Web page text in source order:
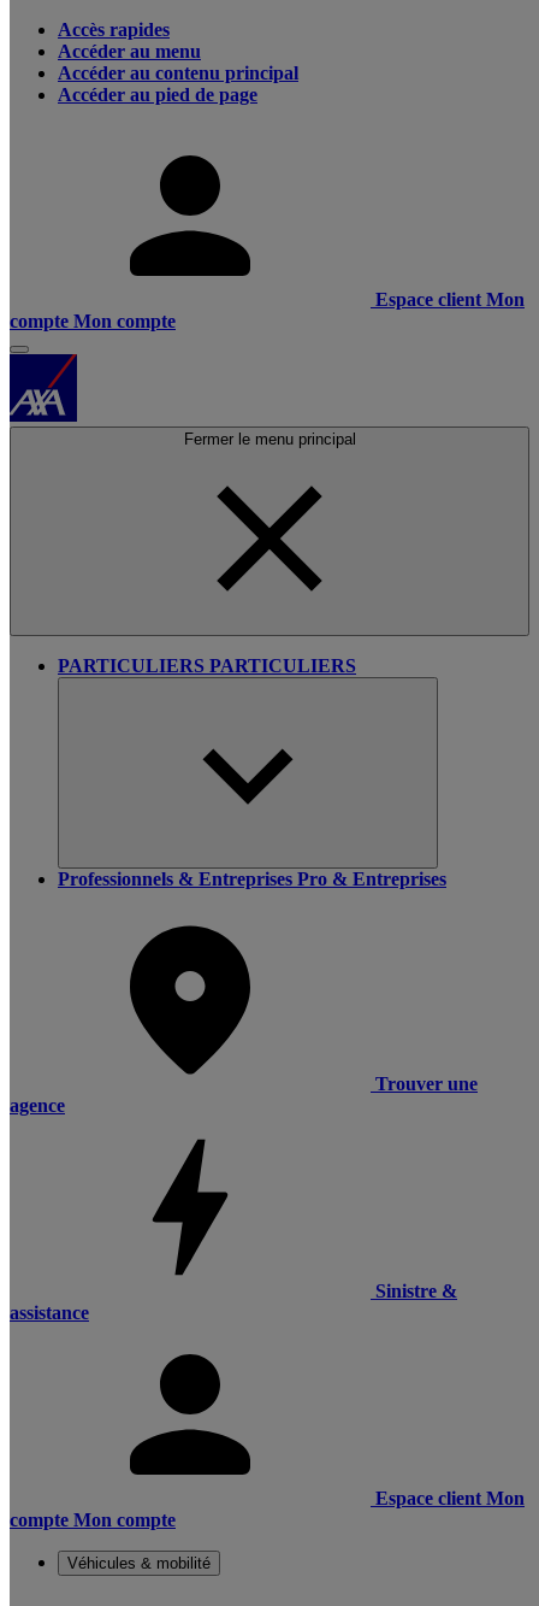
Accès rapides
Accéder au menu
Accéder au contenu principal
Accéder au pied de page
Espace client Mon
compte Mon compte
Fermer le menu principal
PARTICULIERS PARTICULIERS
Professionnels & Entreprises Pro & Entreprises
Trouver une
agence
Sinistre &
assistance
Espace client Mon
compte Mon compte
Véhicules & mobilité